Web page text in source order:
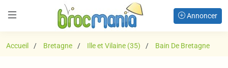
Annoncer
Accueil Bretagne Ille et Vilaine (35) Bain De Bretagne